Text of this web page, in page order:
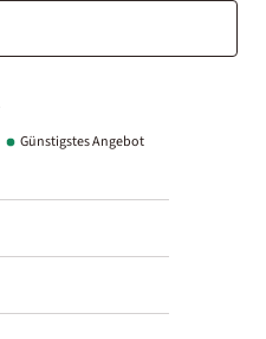
Günstigstes Angebot